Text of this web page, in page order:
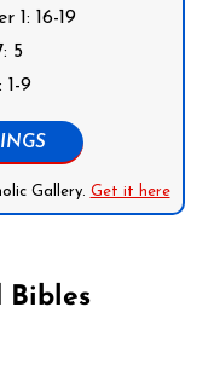
1: 16-19
5
9
Gallery. Get it here
Bibles